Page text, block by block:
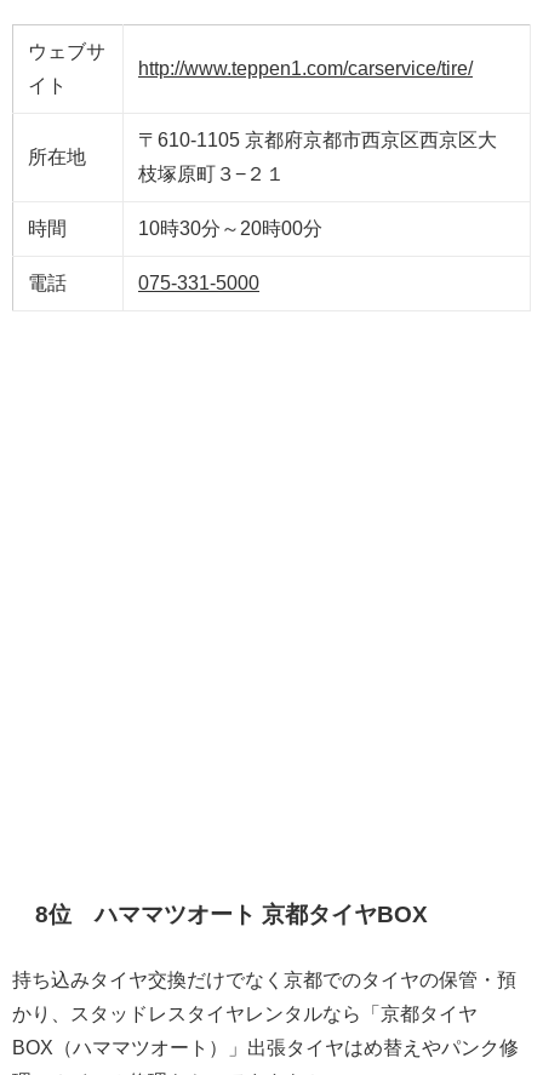
ウェブサ
イト
http://www.teppen1.com/carservice/tire/
所在地
〒610-1105 京都府京都市西京区西京区大
枝塚原町３−２１
時間 10時30分～20時00分
電話 075-331-5000
8位 ハママツオート 京都タイヤBOX
持ち込みタイヤ交換だけでなく京都でのタイヤの保管・預
かり、スタッドレスタイヤレンタルなら「京都タイヤ
BOX（ハママツオート）」出張タイヤはめ替えやパンク修